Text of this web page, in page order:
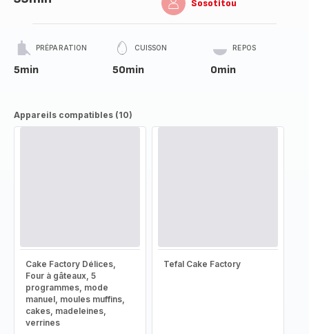
Sosotitou
PRÉPARATION
5min
CUISSON
50min
REPOS
0min
Appareils compatibles (10)
Cake Factory Délices,
Four à gâteaux, 5
programmes, mode
manuel, moules muffins,
cakes, madeleines,
verrines
Tefal Cake Factory